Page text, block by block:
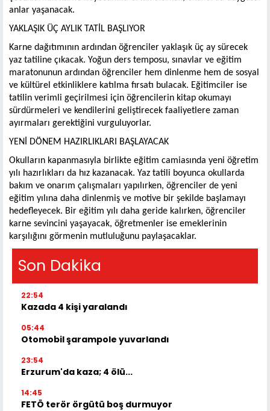
anlar yaşanacak.
YAKLAŞIK ÜÇ AYLIK TATİL BAŞLIYOR
Karne dağıtımının ardından öğrenciler yaklaşık üç ay sürecek
yaz tatiline çıkacak. Yoğun ders temposu, sınavlar ve eğitim
maratonunun ardından öğrenciler hem dinlenme hem de sosyal
ve kültürel etkinliklere katılma fırsatı bulacak. Eğitimciler ise
tatilin verimli geçirilmesi için öğrencilerin kitap okumayı
sürdürmeleri ve kendilerini geliştirecek faaliyetlere zaman
ayırmaları gerektiğini vurguluyorlar.
YENİ DÖNEM HAZIRLIKLARI BAŞLAYACAK
Okulların kapanmasıyla birlikte eğitim camiasında yeni öğretim
yılı hazırlıkları da hız kazanacak. Yaz tatili boyunca okullarda
bakım ve onarım çalışmaları yapılırken, öğrenciler de yeni
eğitim yılına daha dinlenmiş ve motive bir şekilde başlamayı
hedefleyecek. Bir eğitim yılı daha geride kalırken, öğrenciler
karne sevincini yaşayacak, öğretmenler ise emeklerinin
karşılığını görmenin mutluluğunu paylaşacaklar.
Son Dakika
22:54
Kazada 4 kişi yaralandı
05:44
Otomobil şarampole yuvarlandı
23:54
Erzurum'da kaza; 4 ölü...
14:45
FETÖ terör örgütü boş durmuyor